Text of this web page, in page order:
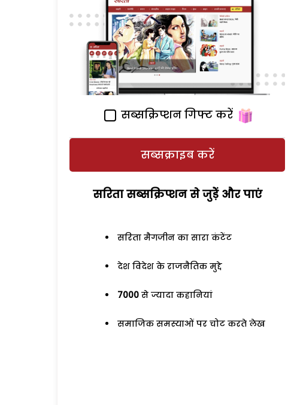
सब्सक्रिप्शन गिफ्ट करें
सब्सक्राइब करें
सरिता सब्सक्रिप्शन से जुड़ेें और पाएं
सरिता मैगजीन का सारा कंटेंट
देश विदेश के राजनैतिक मुद्दे
7000 से ज्यादा कहानियां
समाजिक समस्याओं पर चोट करते लेख